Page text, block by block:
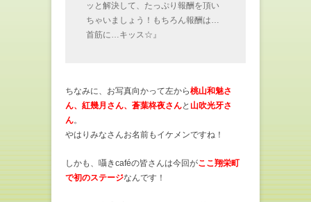
ッと解決して、たっぷり報酬を頂い
ちゃいましょう！もちろん報酬は…
首筋に…キッス☆』
ちなみに、お写真向かって左から桃山和魅さ
ん、紅幾月さん、蒼葉柊夜さんと 山吹光牙さ
ん。
やはりみなさんお名前もイケメンですね！
しかも、囁きcaféの皆さんは今回がここ翔栄町
で初のステージなんです！